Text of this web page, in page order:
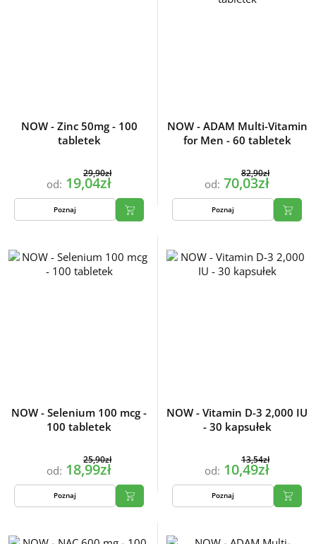
NOW - Zinc 50mg - 100
tabletek
od:
29,90zł
19,04zł
Poznaj
NOW - ADAM Multi-Vitamin
for Men - 60 tabletek
od:
82,90zł
70,03zł
Poznaj
NOW - Selenium 100 mcg -
100 tabletek
od:
25,90zł
18,99zł
Poznaj
NOW - Vitamin D-3 2,000 IU
- 30 kapsułek
od:
13,54zł
10,49zł
Poznaj